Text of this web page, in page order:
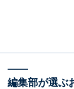
編集部が選ぶ